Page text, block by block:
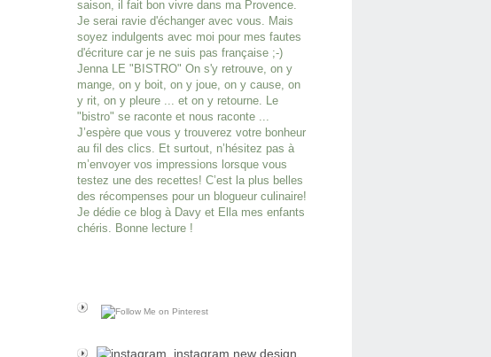
saison, il fait bon vivre dans ma Provence.
Je serai ravie d'échanger avec vous. Mais
soyez indulgents avec moi pour mes fautes
d'écriture car je ne suis pas française ;-)
Jenna LE "BISTRO" On s'y retrouve, on y
mange, on y boit, on y joue, on y cause, on
y rit, on y pleure ... et on y retourne. Le
"bistro" se raconte et nous raconte ...
J’espère que vous y trouverez votre bonheur
au fil des clics. Et surtout, n’hésitez pas à
m’envoyer vos impressions lorsque vous
testez une des recettes! C’est la plus belles
des récompenses pour un blogueur culinaire!
Je dédie ce blog à Davy et Ella mes enfants
chéris. Bonne lecture !